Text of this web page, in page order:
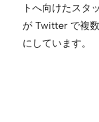
トへ向けたスタ
が Twitter で複
にしています。